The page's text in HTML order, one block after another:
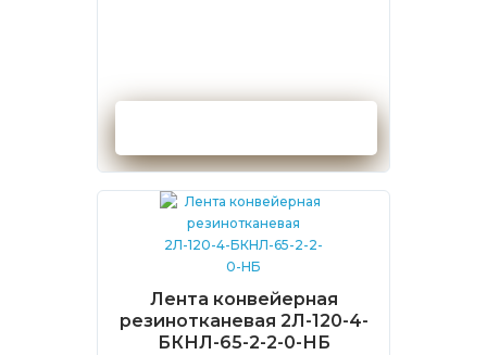
Лента конвейерная
резинотканевая 2Л-120-4-
БКНЛ-65-2-2-0-НБ